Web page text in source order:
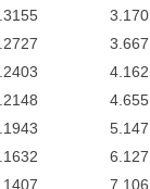
3.170
3.667
4.162
4.655
5.147
6.127
7.106